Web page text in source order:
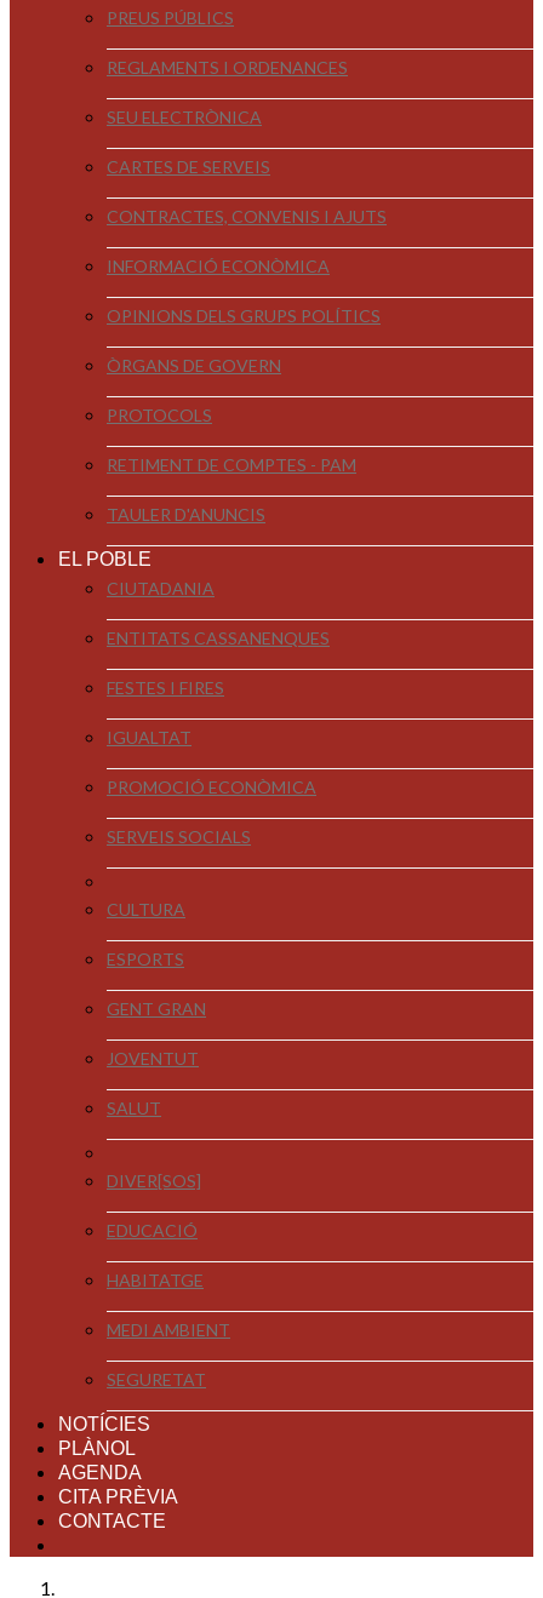
PREUS PÚBLICS
REGLAMENTS I ORDENANCES
SEU ELECTRÒNICA
CARTES DE SERVEIS
CONTRACTES, CONVENIS I AJUTS
INFORMACIÓ ECONÒMICA
OPINIONS DELS GRUPS POLÍTICS
ÒRGANS DE GOVERN
PROTOCOLS
RETIMENT DE COMPTES - PAM
TAULER D'ANUNCIS
EL POBLE
CIUTADANIA
ENTITATS CASSANENQUES
FESTES I FIRES
IGUALTAT
PROMOCIÓ ECONÒMICA
SERVEIS SOCIALS
CULTURA
ESPORTS
GENT GRAN
JOVENTUT
SALUT
DIVER[SOS]
EDUCACIÓ
HABITATGE
MEDI AMBIENT
SEGURETAT
NOTÍCIES
PLÀNOL
AGENDA
CITA PRÈVIA
CONTACTE